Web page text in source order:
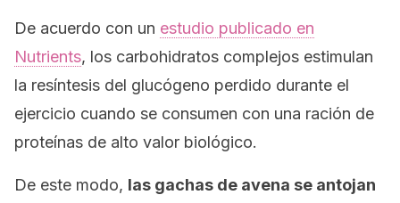
De acuerdo con un estudio publicado en
Nutrients, los carbohidratos complejos estimulan
la resíntesis del glucógeno perdido durante el
ejercicio cuando se consumen con una ración de
proteínas de alto valor biológico.
De este modo, las gachas de avena se antojan